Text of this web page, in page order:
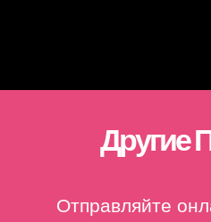
Другие
Отправляйте